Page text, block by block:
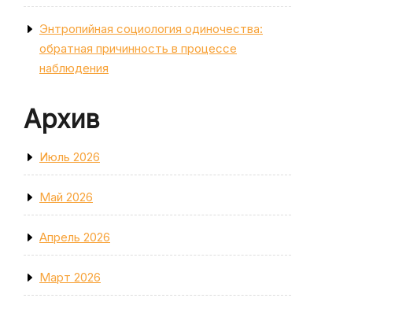
Энтропийная социология одиночества:
обратная причинность в процессе
наблюдения
Архив
Июль 2026
Май 2026
Апрель 2026
Март 2026